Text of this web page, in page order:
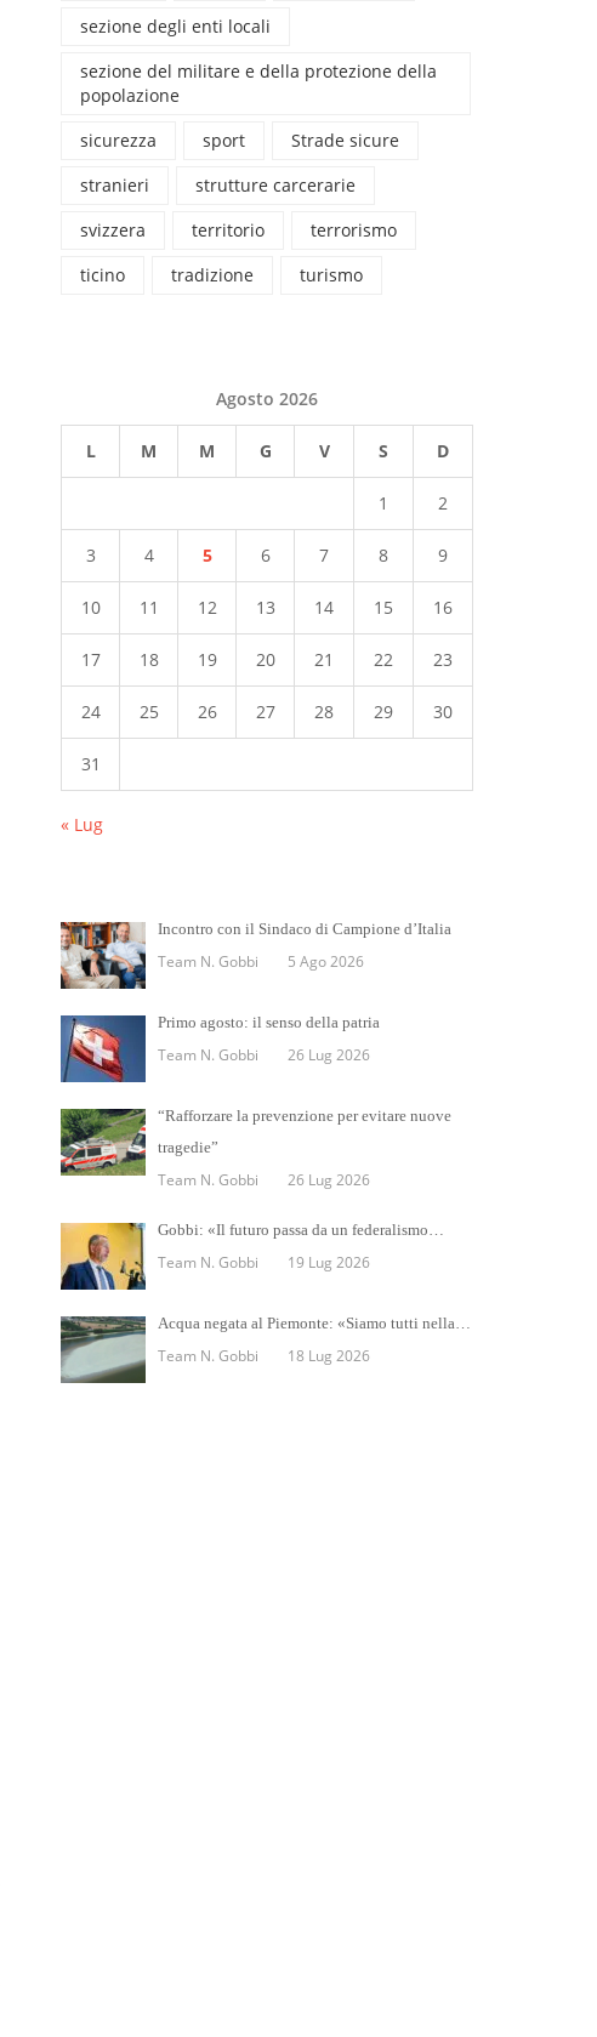
sezione degli enti locali
sezione del militare e della protezione della
popolazione
sicurezza
sport
Strade sicure
stranieri
strutture carcerarie
svizzera
territorio
terrorismo
ticino
tradizione turismo
Agosto 2026
L M M G V S D
1 2
3 4 5 6 7 8 9
10 11 12 13 14 15 16
17 18 19 20 21 22 23
24 25 26 27 28 29 30
31
« Lug
Incontro con il Sindaco di Campione d’Italia
Team N. Gobbi 5 Ago 2026
Primo agosto: il senso della patria
Team N. Gobbi 26 Lug 2026
“Rafforzare la prevenzione per evitare nuove
tragedie”
Team N. Gobbi 26 Lug 2026
Gobbi: «Il futuro passa da un federalismo…
Team N. Gobbi 19 Lug 2026
Acqua negata al Piemonte: «Siamo tutti nella…
Team N. Gobbi 18 Lug 2026